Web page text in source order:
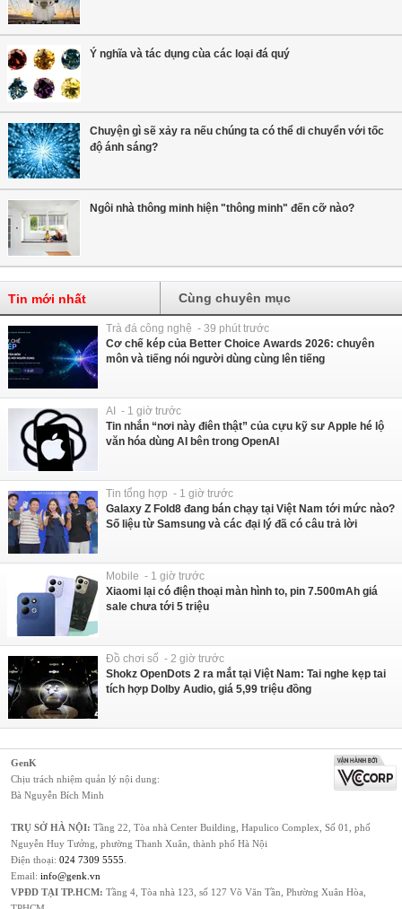
Ý nghĩa và tác dụng cùa các loại đá quý
Chuyện gì sẽ xảy ra nếu chúng ta có thể di chuyển với tốc
độ ánh sáng?
Ngôi nhà thông minh hiện "thông minh" đến cỡ nào?
Tin mới nhất Cùng chuyên mục
Trà đá công nghệ - 39 phút trước
Cơ chế kép của Better Choice Awards 2026: chuyên
môn và tiếng nói người dùng cùng lên tiếng
AI - 1 giờ trước
Tin nhắn “nơi này điên thật” của cựu kỹ sư Apple hé lộ
văn hóa dùng AI bên trong OpenAI
Tin tổng hợp - 1 giờ trước
Galaxy Z Fold8 đang bán chạy tại Việt Nam tới mức nào?
Số liệu từ Samsung và các đại lý đã có câu trả lời
Mobile - 1 giờ trước
Xiaomi lại có điện thoại màn hình to, pin 7.500mAh giá
sale chưa tới 5 triệu
Đồ chơi số - 2 giờ trước
Shokz OpenDots 2 ra mắt tại Việt Nam: Tai nghe kẹp tai
tích hợp Dolby Audio, giá 5,99 triệu đồng
GenK
Chịu trách nhiệm quản lý nội dung:
Bà Nguyễn Bích Minh
TRỤ SỞ HÀ NỘI: Tầng 22, Tòa nhà Center Building, Hapulico Complex, Số 01, phố
Nguyễn Huy Tưởng, phường Thanh Xuân, thành phố Hà Nội
Điện thoại: 024 7309 5555.
Email: info@genk.vn
VPĐD TẠI TP.HCM: Tầng 4, Tòa nhà 123, số 127 Võ Văn Tần, Phường Xuân Hòa,